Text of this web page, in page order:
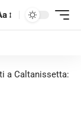
a Caltanissetta: